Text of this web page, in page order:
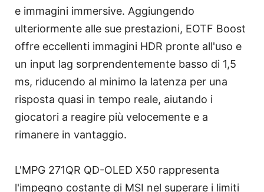
e immagini immersive. Aggiungendo
ulteriormente alle sue prestazioni, EOTF Boost
offre eccellenti immagini HDR pronte all'uso e
un input lag sorprendentemente basso di 1,5
ms, riducendo al minimo la latenza per una
risposta quasi in tempo reale, aiutando i
giocatori a reagire più velocemente e a
rimanere in vantaggio.
L'MPG 271QR QD-OLED X50 rappresenta
l'impegno costante di MSI nel superare i limiti